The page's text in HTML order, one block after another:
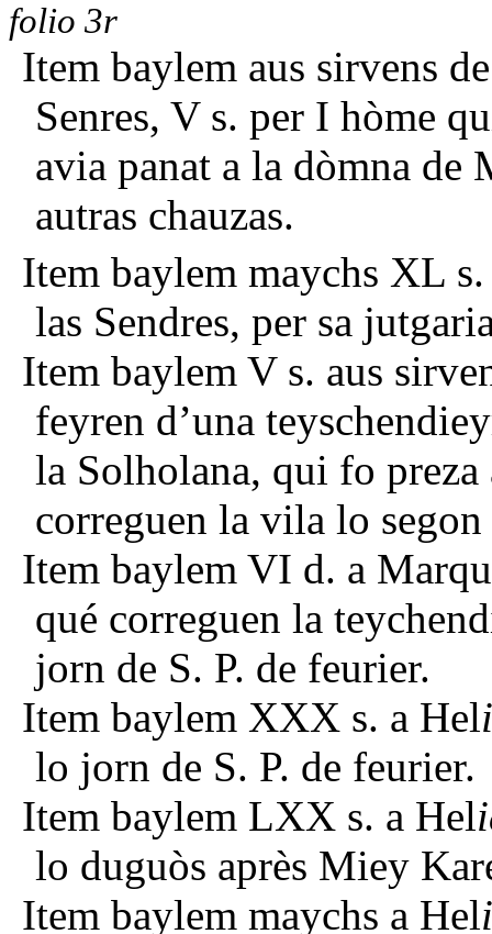
folio 3r
Item baylem aus sirvens
Senres, V s. per I hòme
avia panat a la dòmna de
autras chauzas.
Item baylem maychs XL
las Sendres, per sa
Item baylem V s. aus
feyren d’una
la Solholana, qui fo
correguen la vila lo
Item baylem VI d. a
qué correguen la
jorn de S. P. de feurier.
Item baylem XXX s. a Hel
lo jorn de S. P. de feurier.
Item baylem LXX s. a Hel
lo duguòs après Miey
Item baylem maychs a Hel